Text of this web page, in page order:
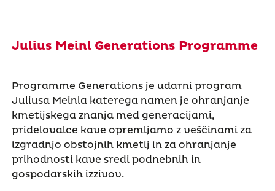
Julius Meinl Generations Programme
Programme Generations je udarni program
Juliusa Meinla katerega namen je ohranjanje
kmetijskega znanja med generacijami,
pridelovalce kave opremljamo z veščinami za
izgradnjo obstojnih kmetij in za ohranjanje
prihodnosti kave sredi podnebnih in
gospodarskih izzivov.